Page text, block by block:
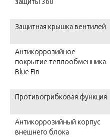
Защитная крышка вентилей
Антикоррозийное
покрытие теплообменника
Blue Fin
Противогрибковая функция
Антикоррозийный корпус
внешнего блока